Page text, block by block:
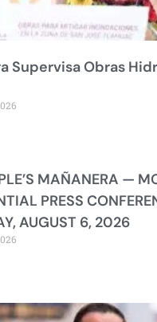
Supervisa Obras
MAÑANERA —
PRESS
AUGUST 6, 2026